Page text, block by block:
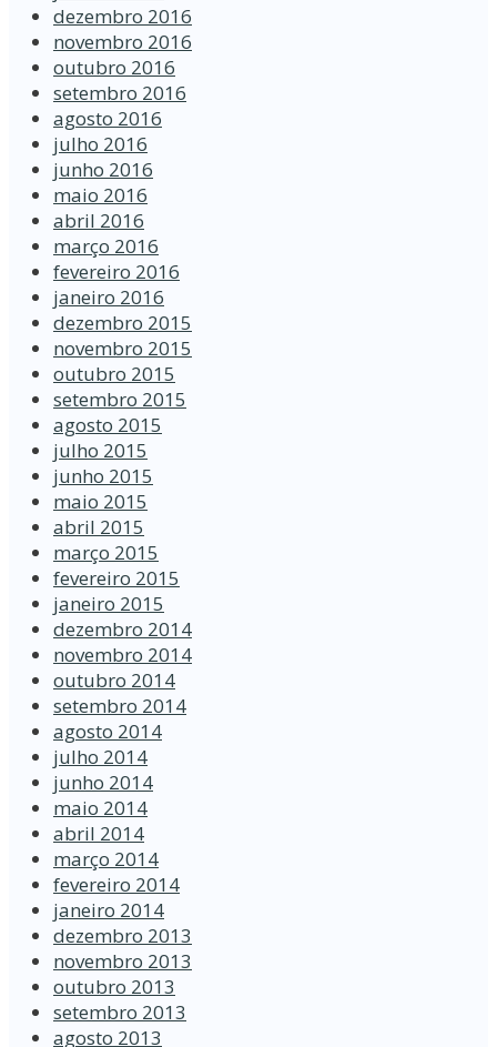
dezembro 2016
novembro 2016
outubro 2016
setembro 2016
agosto 2016
julho 2016
junho 2016
maio 2016
abril 2016
março 2016
fevereiro 2016
janeiro 2016
dezembro 2015
novembro 2015
outubro 2015
setembro 2015
agosto 2015
julho 2015
junho 2015
maio 2015
abril 2015
março 2015
fevereiro 2015
janeiro 2015
dezembro 2014
novembro 2014
outubro 2014
setembro 2014
agosto 2014
julho 2014
junho 2014
maio 2014
abril 2014
março 2014
fevereiro 2014
janeiro 2014
dezembro 2013
novembro 2013
outubro 2013
setembro 2013
agosto 2013